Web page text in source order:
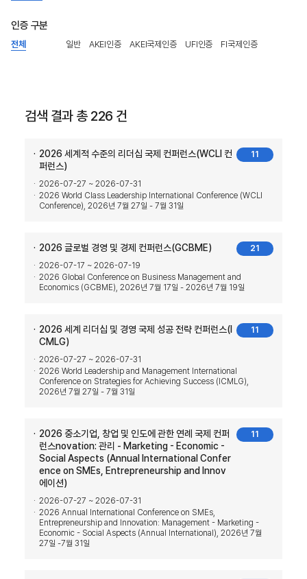
인증 구분
전체 일반 AKEI인증 AKEI국제인증 UFI인증 FI국제인증
검색 결과 총 226 건
11
2026 세계적 수준의 리더십 국제 컨퍼런스(WCLI 컨
퍼런스)
2026-07-27 ~ 2026-07-31
2026 World Class Leadership International Conference (WCLI
Conference), 2026년 7월 27일 - 7월 31일
21
2026 글로벌 경영 및 경제 컨퍼런스(GCBME)
2026-07-17 ~ 2026-07-19
2026 Global Conference on Business Management and
Economics (GCBME), 2026년 7월 17일 - 2026년 7월 19일
11
2026 세계 리더십 및 경영 국제 성공 전략 컨퍼런스(I
CMLG)
2026-07-27 ~ 2026-07-31
2026 World Leadership and Management International
Conference on Strategies for Achieving Success (ICMLG),
2026년 7월 27일 - 7월 31일
11
2026 중소기업, 창업 및 인도에 관한 연례 국제 컨퍼
런스novation: 관리 - Marketing - Economic -
Social Aspects (Annual International Confer
ence on SMEs, Entrepreneurship and Innov
에이션)
2026-07-27 ~ 2026-07-31
2026 Annual International Conference on SMEs,
Entrepreneurship and Innovation: Management - Marketing -
Economic - Social Aspects (Annual International), 2026년 7월
27일 -7월 31일